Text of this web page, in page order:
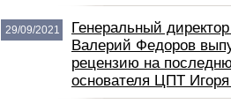
29/09/2021
Генеральный
Валерий Федоров
рецензию на
основателя ЦПТ